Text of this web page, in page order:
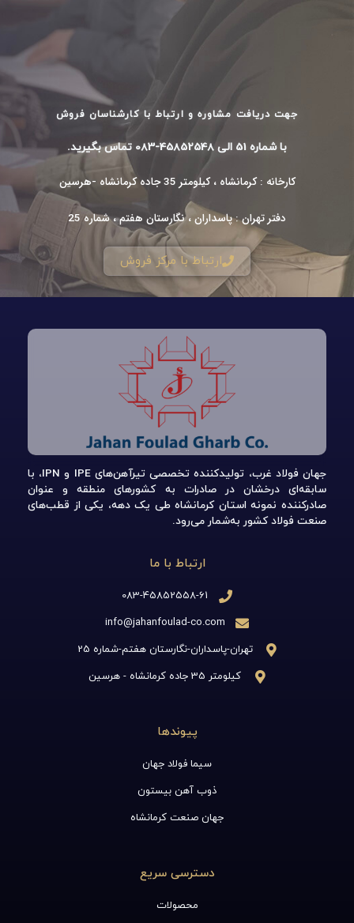
جهت دریافت مشاوره و ارتباط با کارشناسان فروش
با شماره 51 الی 45852548-083 تماس بگیرید.
کارخانه : کرمانشاه ، کیلومتر 35 جاده کرمانشاه -هرسین
دفتر تهران : پاسداران ، نگارستان هفتم ، شماره 25
ارتباط با مرکز فروش
جهان فولاد غرب، تولیدکننده تخصصی تیرآهن‌های IPE و IPN، با
سابقه‌ای درخشان در صادرات به کشورهای منطقه و عنوان
صادرکننده نمونه استان کرمانشاه طی یک دهه، یکی از قطب‌های
صنعت فولاد کشور به‌شمار می‌رود.
ارتباط با ما
083-45852558-61
info@jahanfoulad-co.com
تهران-پاسداران-نگارستان هفتم-شماره 25
کیلومتر 35 جاده کرمانشاه - هرسین
پیوندها
سیما فولاد جهان
ذوب آهن بیستون
جهان صنعت کرمانشاه
دسترسی سریع
محصولات